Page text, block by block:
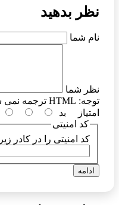
نظر بدهید
نام شما
نظر شما
توجه:
امتیاز
بد
کد امنیتی
کد امنیتی را در کادر
ادامه